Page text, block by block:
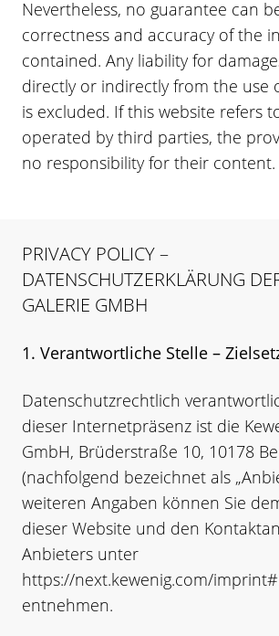
Nevertheless, no guarantee can
correctness and accuracy of the
contained. Any liability for
directly or indirectly from the use
is excluded. If this website refers
operated by third parties, the
no responsibility for their content.
PRIVACY POLICY –
DATENSCHUTZERKLÄRUNG
GALERIE GMBH
1. Verantwortliche Stelle –
Datenschutzrechtlich
dieser Internetpräsenz ist die
GmbH, Brüderstraße 10, 10178
(nachfolgend bezeichnet als
weiteren Angaben können Sie
dieser Website und den
Anbieters unter
https://next.kewenig.com/
entnehmen.